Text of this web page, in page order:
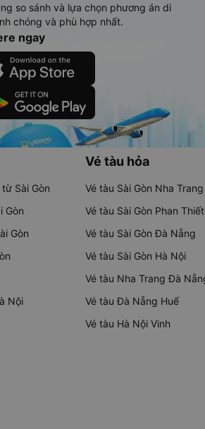
so sánh và lựa chọn phương án di
chóng và phù hợp nhất.
ngay
Sài Gòn
Gòn
Gòn
Nội
Vé tàu hỏa
Vé tàu Sài Gòn Nha Trang
Vé tàu Sài Gòn Phan Thiết
Vé tàu Sài Gòn Đà Nẵng
Vé tàu Sài Gòn Hà Nội
Vé tàu Nha Trang Đà
Vé tàu Đà Nẵng Huế
Vé tàu Hà Nội Vinh